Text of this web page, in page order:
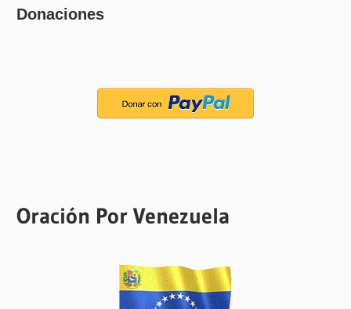
Donaciones
Oración Por Venezuela